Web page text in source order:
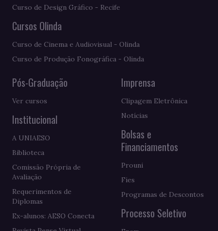
Curso de Design Gráfico - Recife
Cursos Olinda
Curso de Cinema e Audiovisual - Olinda
Curso de Produção Fonográfica - Olinda
Pós-Graduação
Ver cursos
Institucional
A UNIAESO
Biblioteca
Comissão Própria de
Avaliação
Requerimentos de
Diplomas
Ex-alunos: AESO Conecta
Imprensa
Clipagem Eletrônica
Notícias
Bolsas e
Financiamentos
Prouni
Fies
Programas de Descontos
Processo Seletivo